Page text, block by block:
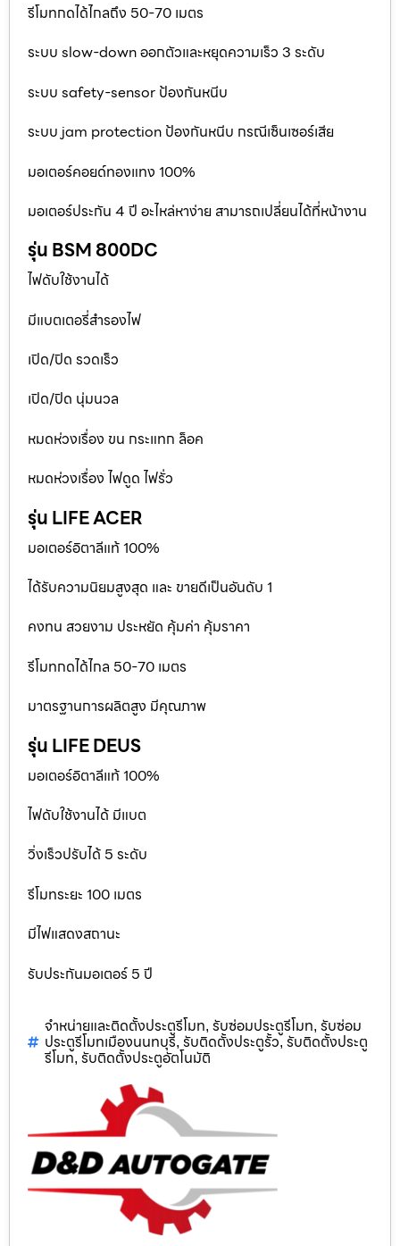
รีโมทกดได้ไกลถึง 50-70 เมตร
ระบบ slow-down ออกตัวและหยุดความเร็ว 3 ระดับ
ระบบ safety-sensor ป้องกันหนีบ
ระบบ jam protection ป้องกันหนีบ กรณีเซ็นเซอร์เสีย
มอเตอร์คอยด์ทองแทง 100%
มอเตอร์ประกัน 4 ปี อะไหล่หาง่าย สามารถเปลี่ยนได้ที่หน้างาน
รุ่น BSM 800DC
ไฟดับใช้งานได้
มีแบตเตอรี่สำรองไฟ
เปิด/ปิด รวดเร็ว
เปิด/ปิด นุ่มนวล
หมดห่วงเรื่อง ขน กระแทก ล็อค
หมดห่วงเรื่อง ไฟดูด ไฟรั่ว
รุ่น LIFE ACER
มอเตอร์อิตาลีแท้ 100%
ได้รับความนิยมสูงสุด และ ขายดีเป็นอันดับ 1
คงทน สวยงาม ประหยัด คุ้มค่า คุ้มราคา
รีโมทกดได้ไกล 50-70 เมตร
มาตรฐานการผลิตสูง มีคุณภาพ
รุ่น LIFE DEUS
มอเตอร์อิตาลีแท้ 100%
ไฟดับใช้งานได้ มีแบต
วิ่งเร็วปรับได้ 5 ระดับ
รีโมทระยะ 100 เมตร
มีไฟแสดงสถานะ
รับประกันมอเตอร์ 5 ปี
จำหน่ายและติดตั้งประตูรีโมท, รับซ่อมประตูรีโมท, รับซ่อม
ประตูรีโมทเมืองนนทบุรี, รับติดตั้งประตูรั้ว,รับติดตั้งประตู
รีโมท, รับติดตั้งประตูอัตโนมัติ